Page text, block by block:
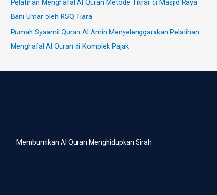
Pelatihan Menghafal Al Quran Metode Tikrar di Masjid Raya
Bani Umar oleh RSQ Tiara
Rumah Syaamil Quran Al Amin Menyelenggarakan Pelatihan
Menghafal Al Quran di Komplek Pajak
Membumikan Al Quran Menghidupkan Sirah